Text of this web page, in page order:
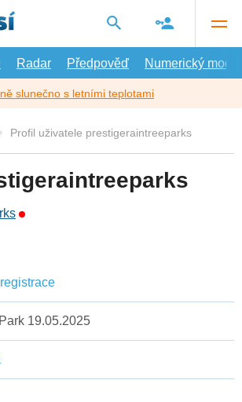
Radar Předpověď Numerický model
slunečno s letními teplotami
Profil uživatele prestigeraintreeparks
19.05.2025